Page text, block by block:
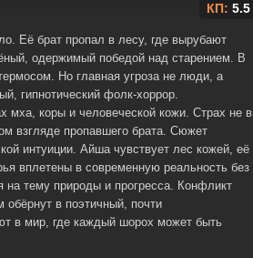
КП: 5.5
Её брат пропал в лесу, где вырубают
одержимый победой над старением. В
Но главная угроза не люди, а
гипнотический фолк-хоррор.
мха, коры и человеческой кожи. Страх не в
взгляде пропавшего брата. Сюжет
интуиции. Айша чувствует лес кожей, её
вплетены в современную реальность без
на тему природы и прогресса. Конфликт
в поэтичный, почти
в мир, где каждый шорох может быть